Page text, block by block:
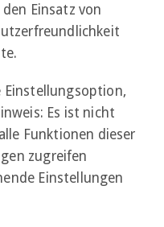
Einsatz von
Einstellungsoption,
Es ist nicht
Funktionen dieser
zugreifen
Einstellungen